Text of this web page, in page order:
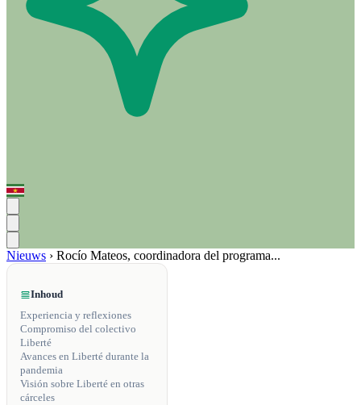
Nieuws › Rocío Mateos, coordinadora del programa...
Inhoud
Experiencia y reflexiones
Compromiso del colectivo
Liberté
Avances en Liberté durante la
pandemia
Visión sobre Liberté en otras
cárceles